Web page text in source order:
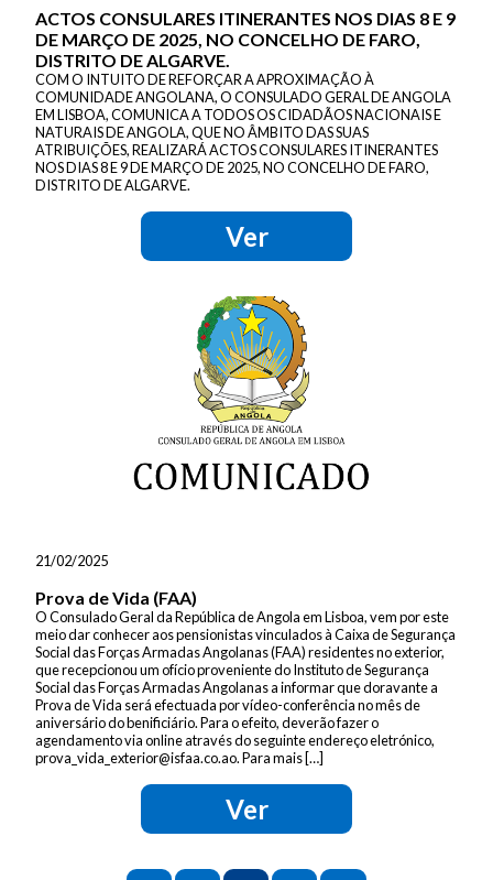
ACTOS CONSULARES ITINERANTES NOS DIAS 8 E 9
DE MARÇO DE 2025, NO CONCELHO DE FARO,
DISTRITO DE ALGARVE.
COM O INTUITO DE REFORÇAR A APROXIMAÇÃO À
COMUNIDADE ANGOLANA, O CONSULADO GERAL DE ANGOLA
EM LISBOA, COMUNICA A TODOS OS CIDADÃOS NACIONAIS E
NATURAIS DE ANGOLA, QUE NO ÂMBITO DAS SUAS
ATRIBUIÇÕES, REALIZARÁ ACTOS CONSULARES ITINERANTES
NOS DIAS 8 E 9 DE MARÇO DE 2025, NO CONCELHO DE FARO,
DISTRITO DE ALGARVE.
Ver
21/02/2025
Prova de Vida (FAA)
O Consulado Geral da República de Angola em Lisboa, vem por este
meio dar conhecer aos pensionistas vinculados à Caixa de Segurança
Social das Forças Armadas Angolanas (FAA) residentes no exterior,
que recepcionou um ofício proveniente do Instituto de Segurança
Social das Forças Armadas Angolanas a informar que doravante a
Prova de Vida será efectuada por vídeo-conferência no mês de
aniversário do benificiário. Para o efeito, deverão fazer o
agendamento via online através do seguinte endereço eletrónico,
prova_vida_exterior@isfaa.co.ao. Para mais […]
Ver